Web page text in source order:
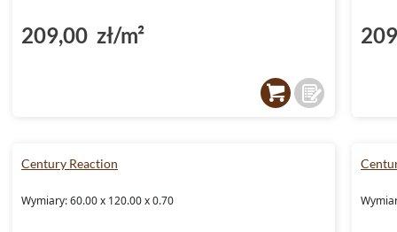
209,00 zł/m²
Century Reaction
Wymiary: 60.00 x 120.00 x 0.70